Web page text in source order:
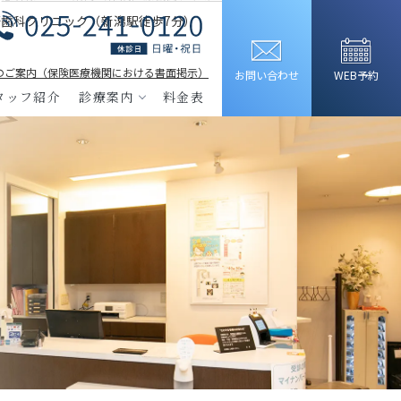
科クリニック（新潟駅徒歩7分）
ッフ紹介 診療案内 料金表
WEB予約
お問い合わせ
案内（保険医療機関における書面掲示）